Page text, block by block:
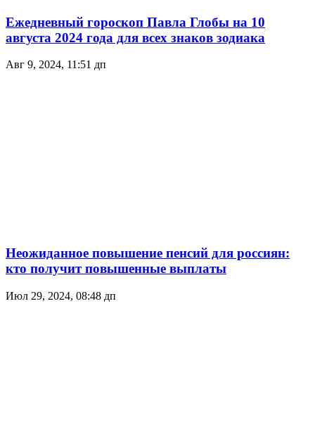
Ежедневный гороскоп Павла Глобы на 10
августа 2024 года для всех знаков зодиака
Авг 9, 2024, 11:51 дп
Неожиданное повышение пенсий для россиян:
кто получит повышенные выплаты
Июл 29, 2024, 08:48 дп